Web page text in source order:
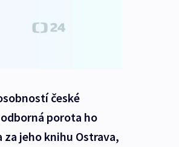
české
porota ho
jeho knihu Ostrava,